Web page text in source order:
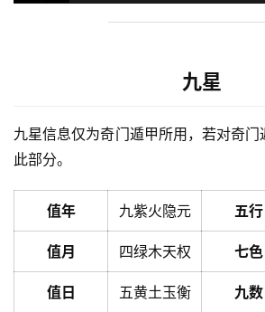
九星
九星信息仅为奇门遁甲所用，若对奇
此部分。
值年 九紫火隐元 五行
值月 四绿木天权 七色
值日 五黄土玉衡 九数